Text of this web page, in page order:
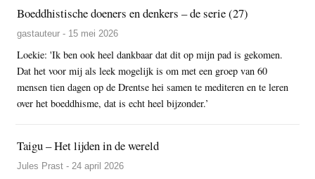
Boeddhistische doeners en denkers – de serie (27)
gastauteur - 15 mei 2026
Loekie: 'Ik ben ook heel dankbaar dat dit op mijn pad is gekomen.
Dat het voor mij als leek mogelijk is om met een groep van 60
mensen tien dagen op de Drentse hei samen te mediteren en te leren
over het boeddhisme, dat is echt heel bijzonder.’
Taigu – Het lijden in de wereld
Jules Prast - 24 april 2026